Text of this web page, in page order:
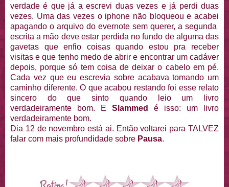
verdade é que já a escrevi duas vezes e já perdi duas
vezes. Uma das vezes o iphone não bloqueou e acabei
apagando o arquivo do evernote sem querer, a segunda
escrita a mão deve estar perdida no fundo de alguma das
gavetas que enfio coisas quando estou pra receber
visitas e que tenho medo de abrir e encontrar um cadáver
depois, porque só tem coisa de deixar o cabelo em pé.
Cada vez que eu escrevia sobre acabava tomando um
caminho diferente. O que acabou restando foi esse relato
sincero do que sinto quando leio um livro
verdadeiramente bom. E Slammed
é isso: um livro
verdadeiramente bom.
Dia 12 de novembro está ai. Então voltarei para TALVEZ
falar com mais profundidade sobre Pausa.